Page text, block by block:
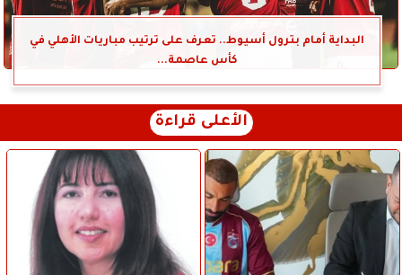
البداية أمام بترول أسيوط.. تعرف على ترتيب مباريات الأهلي في
كأس عاصمة...
الأعلى قراءة